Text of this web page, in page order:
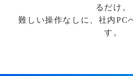
るだけ。
難しい操作なしに、社内PC
す。